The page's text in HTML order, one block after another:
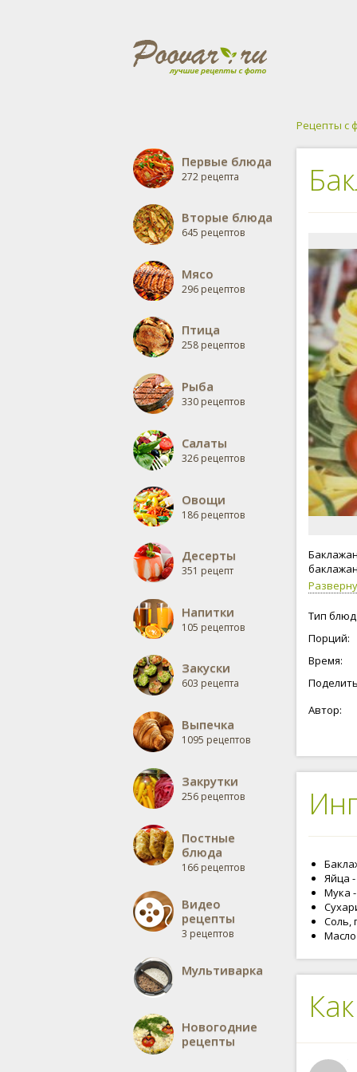
Первые блюда
272 рецепта
Вторые блюда
645 рецептов
Мясо
296 рецептов
Птица
258 рецептов
Рыба
330 рецептов
Салаты
326 рецептов
Овощи
186 рецептов
Десерты
351 рецепт
Напитки
105 рецептов
Закуски
603 рецепта
Выпечка
1095 рецептов
Закрутки
256 рецептов
Постные
блюда
166 рецептов
Видео
рецепты
3 рецептов
Мультиварка
Новогодние
рецепты
Рецепты с
Тип
Порций:
Время:
Автор:
Яйца
Мука -
Соль,
Масло